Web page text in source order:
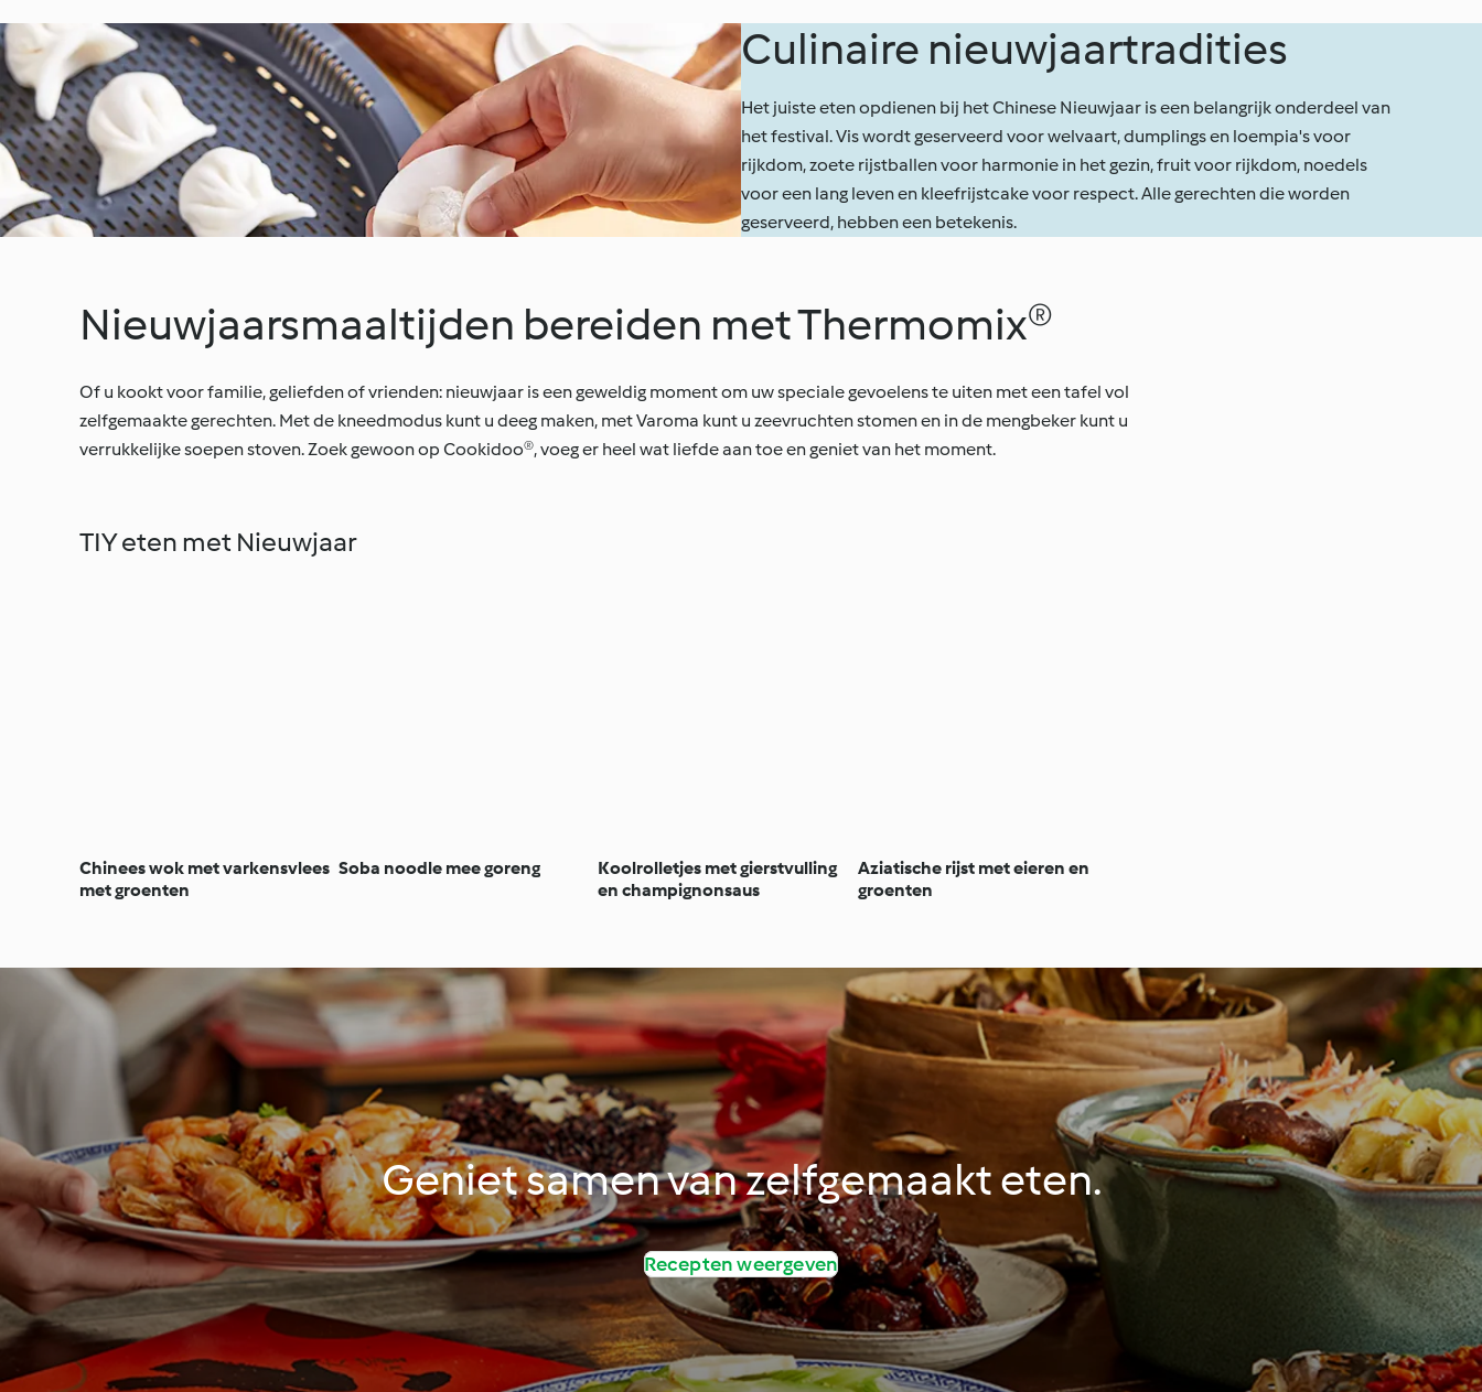
Culinaire nieuwjaartradities
Het juiste eten opdienen bij het Chinese Nieuwjaar is een belangrijk onderdeel van
het festival. Vis wordt geserveerd voor welvaart, dumplings en loempia's voor
rijkdom, zoete rijstballen voor harmonie in het gezin, fruit voor rijkdom, noedels
voor een lang leven en kleefrijstcake voor respect. Alle gerechten die worden
geserveerd, hebben een betekenis.
Nieuwjaarsmaaltijden bereiden met Thermomix®
Of u kookt voor familie, geliefden of vrienden: nieuwjaar is een geweldig moment om uw speciale gevoelens te uiten met een tafel vol
zelfgemaakte gerechten. Met de kneedmodus kunt u deeg maken, met Varoma kunt u zeevruchten stomen en in de mengbeker kunt u
verrukkelijke soepen stoven. Zoek gewoon op Cookidoo®, voeg er heel wat liefde aan toe en geniet van het moment.
TIY eten met Nieuwjaar
Chinees wok met varkensvlees
met groenten
Soba noodle mee goreng
Koolrolletjes met gierstvulling
en champignonsaus
Aziatische rijst met eieren en
groenten
Geniet samen van zelfgemaakt eten.
Recepten weergeven